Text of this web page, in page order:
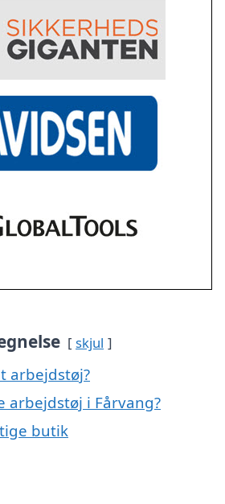
skjul
arbejdstøj?
arbejdstøj i Fårvang?
butik